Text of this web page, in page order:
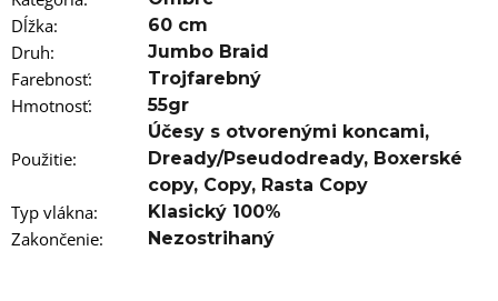
Dĺžka: 60 cm
Druh: Jumbo Braid
Farebnosť: Trojfarebný
Hmotnosť: 55gr
Použitie:
Účesy s otvorenými koncami,
Dready/Pseudodready, Boxerské
copy, Copy, Rasta Copy
Typ vlákna: Klasický 100%
Zakončenie: Nezostrihaný
m
100%
JUMBO
ZOSTRIHANÝ
TURQUIOSE
Pôvodne:
€6,76